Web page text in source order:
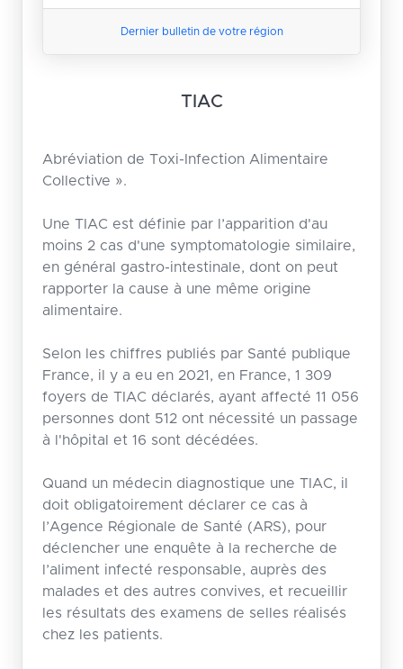
Dernier bulletin de votre région
TIAC
Abréviation de Toxi-Infection Alimentaire
Collective ».
Une TIAC est définie par l’apparition d'au
moins 2 cas d'une symptomatologie similaire,
en général gastro-intestinale, dont on peut
rapporter la cause à une même origine
alimentaire.
Selon les chiffres publiés par Santé publique
France, il y a eu en 2021, en France, 1 309
foyers de TIAC déclarés, ayant affecté 11 056
personnes dont 512 ont nécessité un passage
à l'hôpital et 16 sont décédées.
Quand un médecin diagnostique une TIAC, il
doit obligatoirement déclarer ce cas à
l’Agence Régionale de Santé (ARS), pour
déclencher une enquête à la recherche de
l’aliment infecté responsable, auprès des
malades et des autres convives, et recueillir
les résultats des examens de selles réalisés
chez les patients.